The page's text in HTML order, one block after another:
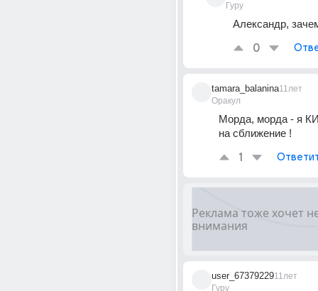
Гуру
Александр,
0
tamara_balanina
Оракул
11лет
Морда, морда - я
на сближение !
1
user_67379229
Гуру
11лет